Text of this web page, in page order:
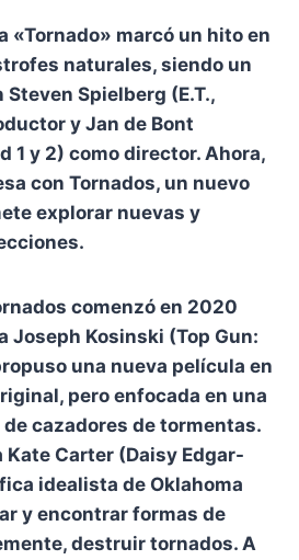
«Tornado» marcó un hito en
naturales, siendo un
Spielberg (E.T.,
y Jan de Bont
1 y 2) como director. Ahora,
con Tornados, un nuevo
explorar nuevas y
comenzó en 2020
Joseph Kosinski (Top Gun:
una nueva película en
pero enfocada en una
cazadores de tormentas.
Kate Carter (Daisy Edgar-
idealista de Oklahoma
y encontrar formas de
destruir tornados. A